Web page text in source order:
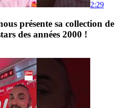
2:29
présente sa collection de
des années 2000 !